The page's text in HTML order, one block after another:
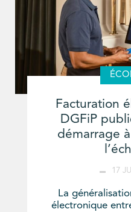
Facturation
DGFiP
démarrage
17
La
électronique